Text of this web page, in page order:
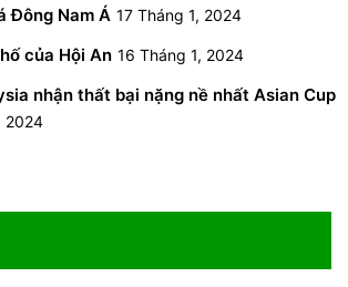
Đông Nam Á 17 Tháng 1, 2024
của Hội An 16 Tháng 1, 2024
nhận thất bại nặng nề nhất Asian Cup
2024